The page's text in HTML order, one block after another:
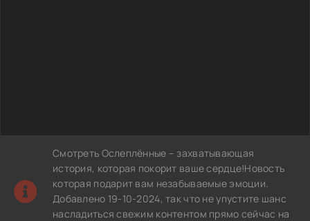
Смотреть Ослеплённые – захватывающая
история, которая покорит ваше сердце!Новость
которая подарит вам незабываемые эмоции.
Добавлено 19-10-2024, так что не упустите шанс
насладиться свежим контентом прямо сейчас на